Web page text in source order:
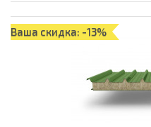
Ваша скидка: -13%